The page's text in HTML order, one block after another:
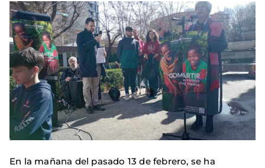
En la mañana del pasado 13 de febrero, se ha